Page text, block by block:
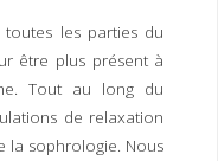
toutes les parties du
être plus présent à
Tout au long du
de relaxation
la sophrologie. Nous